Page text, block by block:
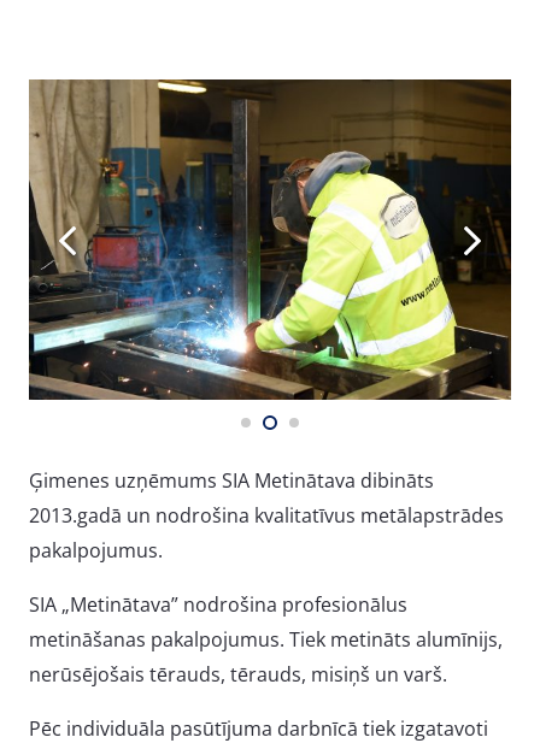
Ģimenes uzņēmums SIA Metinātava dibināts
2013.gadā un nodrošina kvalitatīvus metālapstrādes
pakalpojumus.
SIA „Metinātava” nodrošina profesionālus
metināšanas pakalpojumus. Tiek metināts alumīnijs,
nerūsējošais tērauds, tērauds, misiņš un varš.
Pēc individuāla pasūtījuma darbnīcā tiek izgatavoti